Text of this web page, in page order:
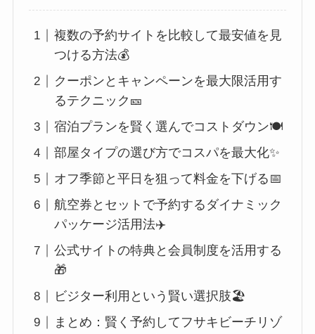
複数の予約サイトを比較して最安値を見
つける方法💰
クーポンとキャンペーンを最大限活用す
るテクニック🎫
宿泊プランを賢く選んでコストダウン🍽️
部屋タイプの選び方でコスパを最大化✨
オフ季節と平日を狙って料金を下げる📅
航空券とセットで予約するダイナミック
パッケージ活用法✈️
公式サイトの特典と会員制度を活用する
🎁
ビジター利用という賢い選択肢🏖️
まとめ：賢く予約してフサキビーチリゾ